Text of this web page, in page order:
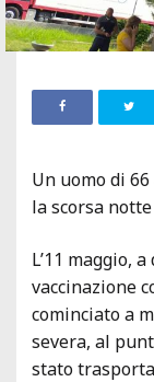
Un uomo di
la scorsa
L’11 maggio,
vaccinazione
cominciato a
severa, al
stato